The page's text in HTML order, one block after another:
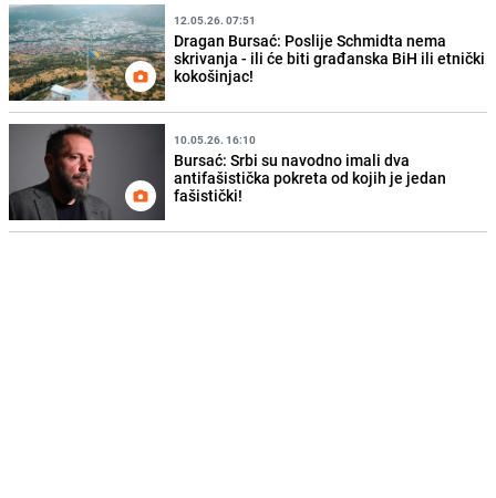
12.05.26. 07:51
Dragan Bursać: Poslije Schmidta nema
skrivanja - ili će biti građanska BiH ili etnički
kokošinjac!
10.05.26. 16:10
Bursać: Srbi su navodno imali dva
antifašistička pokreta od kojih je jedan
fašistički!